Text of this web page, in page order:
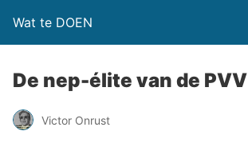
Wat te DOEN
De nep-élite van de PVV
Victor Onrust